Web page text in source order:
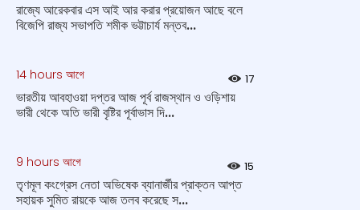
রাজ্যে আরেকবার এস আই আর করার প্রয়োজন আছে বলে
বিজেপি রাজ্য সভাপতি শমীক ভট্টাচার্য মন্তব...
14 hours আগে 17
ভারতীয় আবহাওয়া দপ্তর আজ পূর্ব রাজস্থান ও ওড়িশায়
ভারী থেকে অতি ভারী বৃষ্টির পূর্বাভাস দি...
9 hours আগে 15
তৃণমূল কংগ্রেস নেতা অভিষেক ব্যানার্জীর প্রাক্তন আপ্ত
সহায়ক সুমিত রায়কে আজ তলব করেছে স...